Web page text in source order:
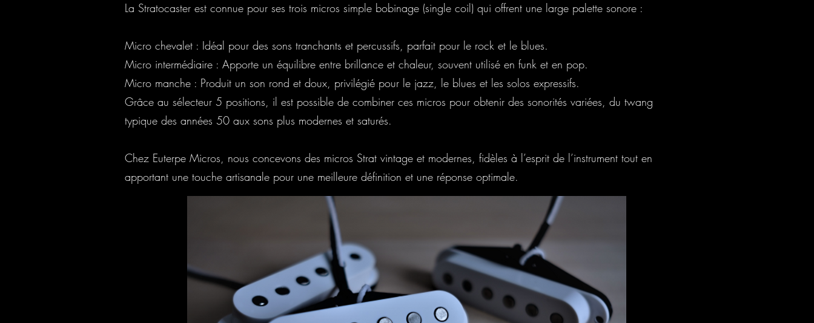
La Stratocaster est connue pour ses trois micros simple bobinage (single coil) qui offrent une large palette sonore :
Micro chevalet : Idéal pour des sons tranchants et percussifs, parfait pour le rock et le blues.
Micro intermédiaire : Apporte un équilibre entre brillance et chaleur, souvent utilisé en funk et en pop.
Micro manche : Produit un son rond et doux, privilégié pour le jazz, le blues et les solos expressifs.
Grâce au sélecteur 5 positions, il est possible de combiner ces micros pour obtenir des sonorités variées, du twang
typique des années 50 aux sons plus modernes et saturés.
Chez Euterpe Micros, nous concevons des micros Strat vintage et modernes, fidèles à l’esprit de l’instrument tout en
apportant une touche artisanale pour une meilleure définition et une réponse optimale.